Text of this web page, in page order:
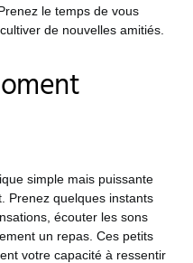
le temps de vous
de nouvelles amitiés.
simple mais puissante
Prenez quelques instants
écouter les sons
un repas. Ces petits
votre capacité à ressentir